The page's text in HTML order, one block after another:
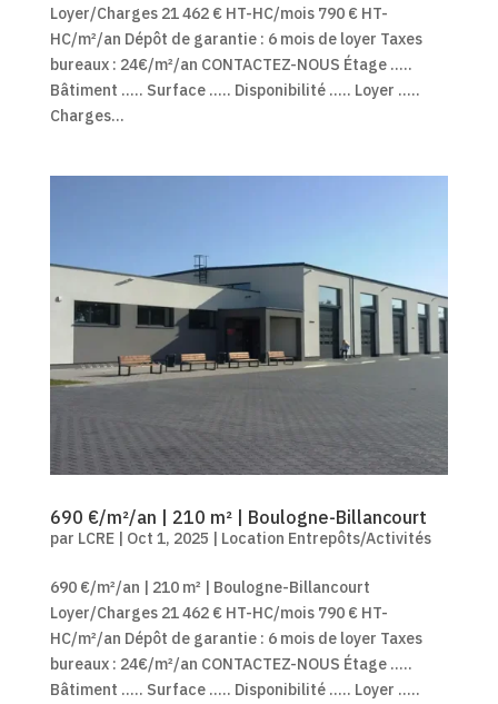
Loyer/Charges 21 462 € HT-HC/mois 790 € HT-
HC/m²/an Dépôt de garantie : 6 mois de loyer Taxes
bureaux : 24€/m²/an CONTACTEZ-NOUS Étage .....
Bâtiment ..... Surface ..... Disponibilité ..... Loyer .....
Charges...
690 €/m²/an | 210 m² | Boulogne-Billancourt
par LCRE| Oct 1, 2025 | Location Entrepôts/Activités
690 €/m²/an | 210 m² | Boulogne-Billancourt
Loyer/Charges 21 462 € HT-HC/mois 790 € HT-
HC/m²/an Dépôt de garantie : 6 mois de loyer Taxes
bureaux : 24€/m²/an CONTACTEZ-NOUS Étage .....
Bâtiment ..... Surface ..... Disponibilité ..... Loyer .....